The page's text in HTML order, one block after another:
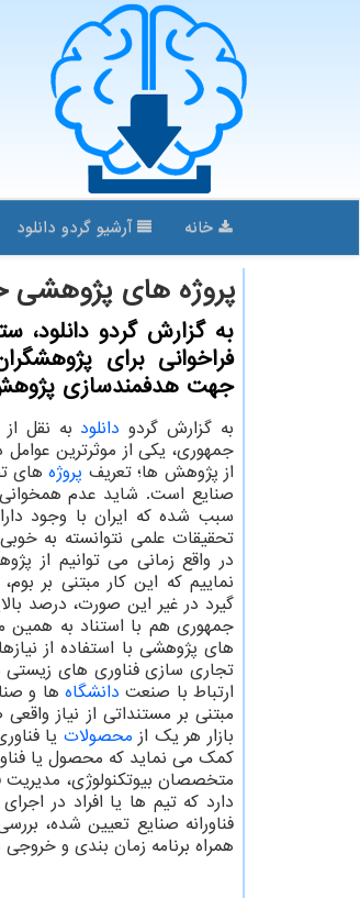
خانه آرشیو گردو دانلود
پروژه های پژوهشی
به گزارش گردو دانلود،
فراخوانی برای
جهت هدفمندسازی
به گزارش گردو دانلود به نقل
جمهوری، یکی از موثرترین
از پژوهش ها؛ تعریف پروژههای
صنایع است. شاید عدم
سبب شده که ایران با وجود
تحقیقات علمی نتوانسته به خوبی
در واقع زمانی می توانیم از
نماییم که این کار مبتنی بر
گیرد در غیر این صورت، درصد
جمهوری هم با استناد به همین
های پژوهشی با استفاده از
تجاری سازی فناوری های زیستی
ارتباط با صنعت دانشگاه ها و
مبتنی بر مستنداتی از نیاز
بازار هر یک از محصولات یا
کمک می نماید که محصول یا
متخصصان بیوتکنولوژی،
دارد که تیم ها یا افراد در
فناورانه صنایع تعیین شده،
همراه برنامه زمان بندی و خروجی